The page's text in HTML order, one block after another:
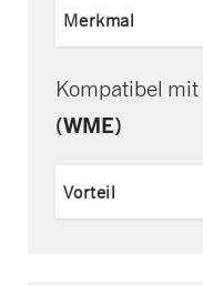
Merkmal
Kompatibel mit
(WME)
Vorteil